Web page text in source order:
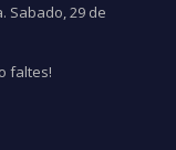
Sabado, 29 de
faltes!